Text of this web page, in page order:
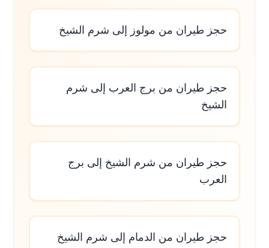
حجز طيران من مولوز إلى شرم الشيخ
حجز طيران من برج العرب إلى شرم
الشيخ
حجز طيران من شرم الشيخ إلى برج
العرب
حجز طيران من الدمام إلى شرم الشيخ